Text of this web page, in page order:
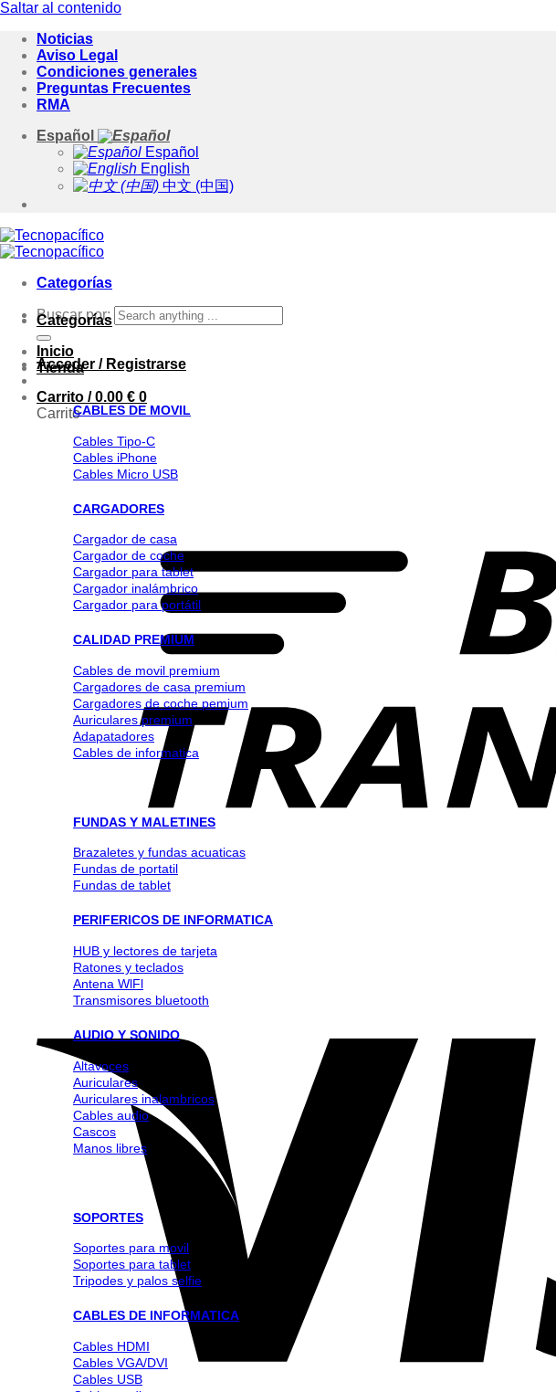
Saltar al contenido
Noticias
Aviso Legal
Condiciones generales
Preguntas Frecuentes
RMA
Español
Español
English
中文 (中国)
Categorías
Buscar por:
Acceder / Registrarse
Carrito /0.00 € 0
Carrito
Categorías
Inicio
Tienda
CABLES DE MOVIL
Cables Tipo-C
Cables iPhone
Cables Micro USB
CARGADORES
Cargador de casa
Cargador de coche
Cargador para tablet
Cargador inalámbrico
Cargador para portátil
CALIDAD PREMIUM
Cables de movil premium
Cargadores de casa premium
Cargadores de coche pemium
Auriculares premium
Adapatadores
Cables de informatica
FUNDAS Y MALETINES
Brazaletes y fundas acuaticas
Fundas de portatil
Fundas de tablet
PERIFERICOS DE INFORMATICA
HUB y lectores de tarjeta
Ratones y teclados
Antena WlFl
Transmisores bluetooth
AUDIO Y SONIDO
Altavoces
Auriculares
Auriculares inalambricos
Cables audio
Cascos
Manos libres
SOPORTES
Soportes para movil
Soportes para tablet
Tripodes y palos selfie
CABLES DE INFORMATICA
Cables HDMI
Cables VGA/DVI
Cables USB